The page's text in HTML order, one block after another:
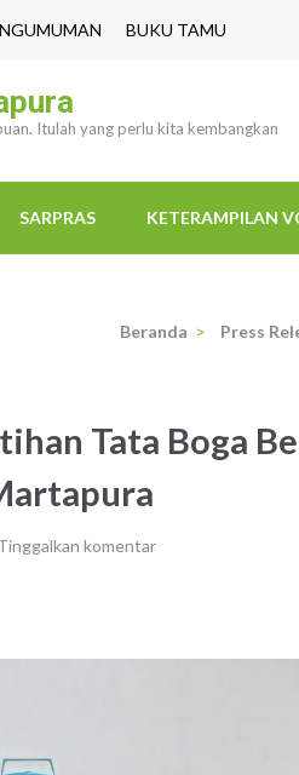
BUKU TAMU
Itulah yang perlu kita kembangkan
SARPRAS KETERAMPILAN
Beranda > Press
Tata Boga
komentar